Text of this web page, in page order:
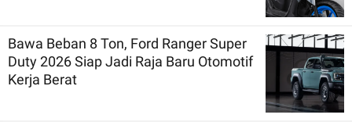
Bawa Beban 8 Ton, Ford Ranger Super
Duty 2026 Siap Jadi Raja Baru Otomotif
Kerja Berat